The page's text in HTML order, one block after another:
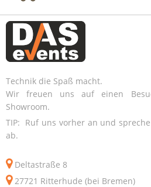
Technik die Spaß macht.
Wir freuen uns auf einen
Showroom.
TIP: Ruf uns vorher an und
ab.
Deltastraße 8
27721 Ritterhude (bei Bremen)